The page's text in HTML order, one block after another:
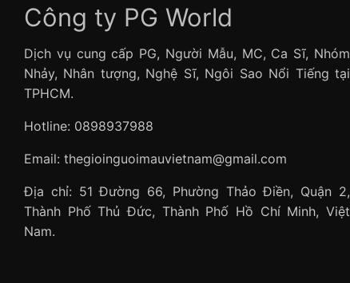
Công ty PG World
Dịch vụ cung cấp PG, Người Mẫu, MC, Ca Sĩ, Nhóm
Nhảy, Nhân tượng, Nghệ Sĩ, Ngôi Sao Nổi Tiếng tại
TPHCM.
Hotline: 0898937988
Email: thegioinguoimauvietnam@gmail.com
Địa chỉ: 51 Đường 66, Phường Thảo Điền, Quận 2,
Thành Phố Thủ Đức, Thành Phố Hồ Chí Minh, Việt
Nam.